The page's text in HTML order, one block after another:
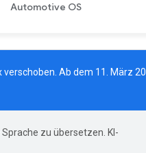
Automotive OS
verschoben. Ab dem 11. März
zu übersetzen. KI-